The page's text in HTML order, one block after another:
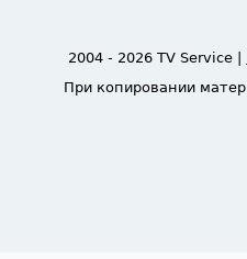
2004 - 2026 TV Service |
При копировании